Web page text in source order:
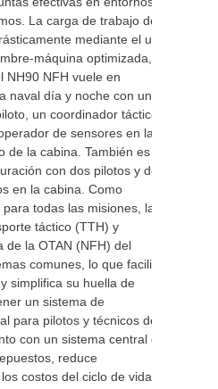
La carga de trabajo del
mediante el uso
máquina optimizada, lo
NH90 NFH vuele en
naval día y noche con una
un coordinador táctico
de sensores en la
de la cabina. También es
con dos pilotos y dos
en la cabina. Como
todas las misiones, las
táctico (TTH) y
de la OTAN (NFH) del
comunes, lo que facilita
simplifica su huella de
un sistema de
para pilotos y técnicos de
con un sistema central de
reduce
costos del ciclo de vida.